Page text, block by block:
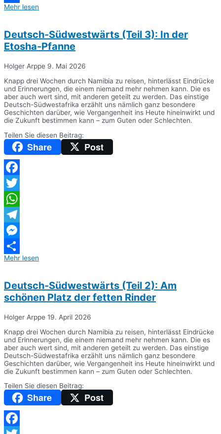
Teilen
Mehr lesen
Deutsch-Südwestwärts (Teil 3): In der
Etosha-Pfanne
Holger Arppe 9. Mai 2026
Knapp drei Wochen durch Namibia zu reisen, hinterlässt Eindrücke
und Erinnerungen, die einem niemand mehr nehmen kann. Die es
aber auch wert sind, mit anderen geteilt zu werden. Das einstige
Deutsch-Südwestafrika erzählt uns nämlich ganz besondere
Geschichten darüber, wie Vergangenheit ins Heute hineinwirkt und
die Zukunft bestimmen kann – zum Guten oder Schlechten.
Teilen Sie diesen Beitrag:
Share Post
Facebook
Twitter
WhatsApp
Telegram
Messenger
Teilen
Mehr lesen
Deutsch-Südwestwärts (Teil 2): Am
schönen Platz der fetten Rinder
Holger Arppe 19. April 2026
Knapp drei Wochen durch Namibia zu reisen, hinterlässt Eindrücke
und Erinnerungen, die einem niemand mehr nehmen kann. Die es
aber auch wert sind, mit anderen geteilt zu werden. Das einstige
Deutsch-Südwestafrika erzählt uns nämlich ganz besondere
Geschichten darüber, wie Vergangenheit ins Heute hineinwirkt und
die Zukunft bestimmen kann – zum Guten oder Schlechten.
Teilen Sie diesen Beitrag:
Share Post